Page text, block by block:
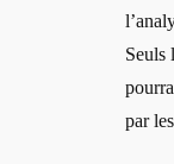
Seuls
par